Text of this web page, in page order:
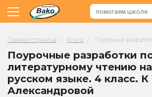
Главная страница / Книги / Поурочные
Поурочные разработки
литературному чтению
русском языке. 4 класс.
Александровой